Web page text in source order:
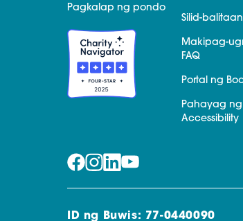
Pagkalap ng pondo
Silid-balitaan
Makipag-
FAQ
Portal ng
Pahayag ng
Accessibility
ID ng Buwis: 77-0440090